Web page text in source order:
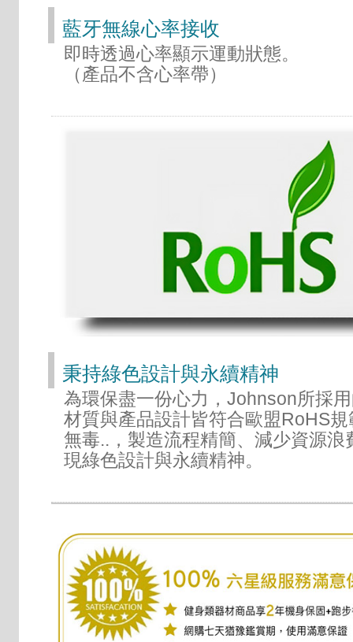
藍牙無線心率接收
即時透過心率顯示運動狀態。
（產品不含心率帶）
秉持綠色設計與永續精神
為環保盡一份心力，Johnson所採
材質與產品設計皆符合歐盟RoHS
無毒..，製造流程精簡、減少資源浪
現綠色設計與永續精神。